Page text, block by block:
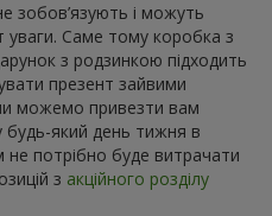
зобов’язують і можуть
уваги. Саме тому коробка з
з родзинкою підходить
презент зайвими
можемо привезти вам
будь-який день тижня в
не потрібно буде витрачати
з акційного розділу